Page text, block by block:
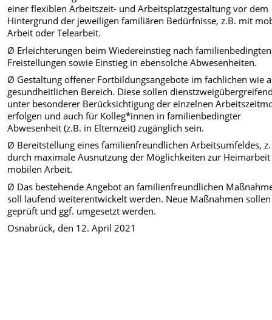
einer flexiblen Arbeitszeit- und Arbeitsplatzgestaltung vor dem
Hintergrund der jeweiligen familiären Bedürfnisse, z.B. mit
Arbeit oder Telearbeit.
Ø Erleichterungen beim Wiedereinstieg nach familienbedingten
Freistellungen sowie Einstieg in ebensolche Abwesenheiten.
Ø Gestaltung offener Fortbildungsangebote im fachlichen wie
gesundheitlichen Bereich. Diese sollen
unter besonderer Berücksichtigung der einzelnen
erfolgen und auch für Kolleg*innen in familienbedingter
Abwesenheit (z.B. in Elternzeit) zugänglich sein.
Ø Bereitstellung eines familienfreundlichen Arbeitsumfeldes,
durch maximale Ausnutzung der Möglichkeiten zur
mobilen Arbeit.
Ø Das bestehende Angebot an familienfreundlichen
soll laufend weiterentwickelt werden. Neue Maßnahmen sollen
geprüft und ggf. umgesetzt werden.
Osnabrück, den 12. April 2021